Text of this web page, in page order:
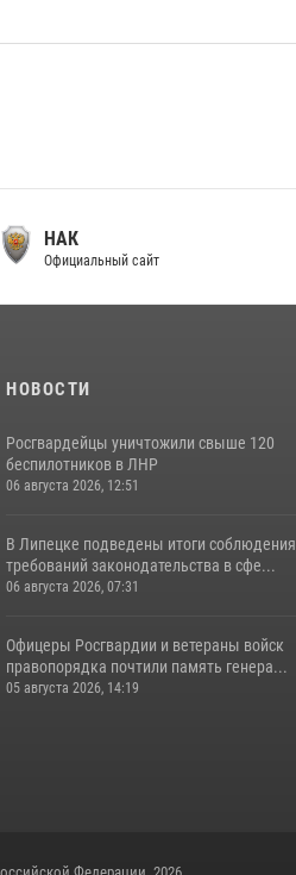
сайт
НОВОСТИ
Росгвардейцы уничтожили свыше 120
беспилотников в ЛНР
06 августа 2026, 12:51
В Липецке подведены итоги соблюдения
требований законодательства в сфе...
06 августа 2026, 07:31
Офицеры Росгвардии и ветераны войск
правопорядка почтили память генера...
05 августа 2026, 14:19